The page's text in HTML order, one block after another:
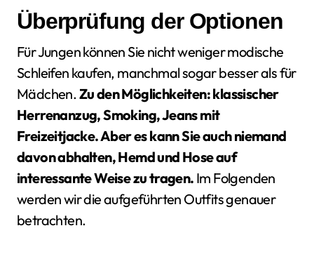
Überprüfung der Optionen
Für Jungen können Sie nicht weniger modische
Schleifen kaufen, manchmal sogar besser als für
Mädchen.Zu den Möglichkeiten: klassischer
Herrenanzug, Smoking, Jeans mit
Freizeitjacke. Aber es kann Sie auch niemand
davon abhalten, Hemd und Hose auf
interessante Weise zu tragen. Im Folgenden
werden wir die aufgeführten Outfits genauer
betrachten.